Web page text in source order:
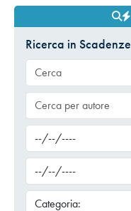
Ricerca in Scadenze